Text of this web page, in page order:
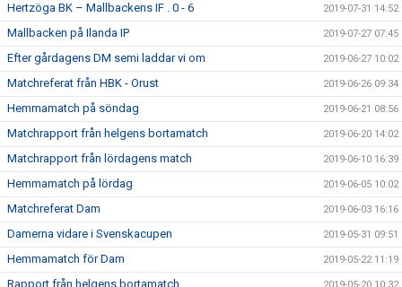
Hertzöga BK – Mallbackens IF . 0 - 6 2019-07-31 14:52
Mallbacken på Ilanda IP 2019-07-27 07:45
Efter gårdagens DM semi laddar vi om 2019-06-27 10:02
Matchreferat från HBK - Orust 2019-06-26 09:34
Hemmamatch på söndag 2019-06-21 08:56
Matchrapport från helgens bortamatch 2019-06-20 14:02
Matchrapport från lördagens match 2019-06-10 16:39
Hemmamatch på lördag 2019-06-05 10:02
Matchreferat Dam 2019-06-03 16:16
Damerna vidare i Svenskacupen 2019-05-31 09:51
Hemmamatch för Dam 2019-05-22 11:19
Rapport från helgens bortamatch